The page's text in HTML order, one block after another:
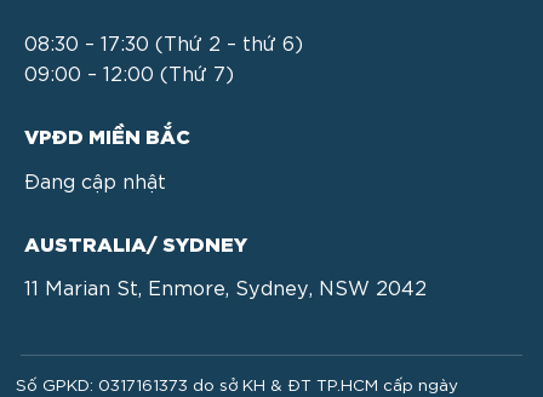
08:30 – 17:30 (Thứ 2 – thứ 6)
09:00 – 12:00 (Thứ 7)
VPĐD MIỀN BẮC
Đang cập nhật
AUSTRALIA/ SYDNEY
11 Marian St, Enmore, Sydney, NSW 2042
Số GPKD: 0317161373 do sở KH & ĐT TP.HCM cấp ngày